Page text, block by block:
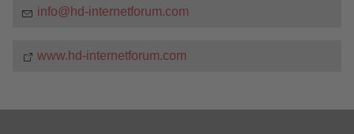
nf hd- nt rn tf r m c m
www.hd-internetforum.com